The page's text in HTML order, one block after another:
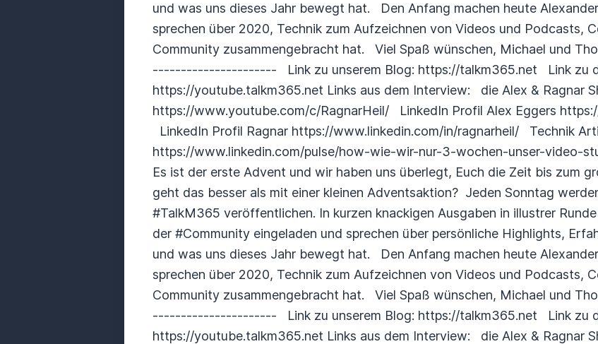
und was uns dieses Jahr bewegt hat. Den Anfang machen heute
sprechen über 2020, Technik zum Aufzeichnen von Videos und Podcasts,
Community zusammengebracht hat. Viel Spaß wünschen, Michael
---------------------- Link zu unserem Blog: https://talkm365.net Link zu
https://youtube.talkm365.net Links aus dem Interview: die Alex & Ragnar
https://www.youtube.com/c/RagnarHeil/ LinkedIn Profil Alex Eggers
LinkedIn Profil Ragnar https://www.linkedin.com/in/ragnarheil/ Technik
https://www.linkedin.com/pulse/how-wie-wir-nur-3-wochen-unser-video-
Es ist der erste Advent und wir haben uns überlegt, Euch die Zeit bis zum
geht das besser als mit einer kleinen Adventsaktion? Jeden Sonntag
#TalkM365 veröffentlichen. In kurzen knackigen Ausgaben in illustrer
der #Community eingeladen und sprechen über persönliche Highlights,
und was uns dieses Jahr bewegt hat. Den Anfang machen heute
sprechen über 2020, Technik zum Aufzeichnen von Videos und Podcasts,
Community zusammengebracht hat. Viel Spaß wünschen, Michael
---------------------- Link zu unserem Blog: https://talkm365.net Link zu
https://youtube.talkm365.net Links aus dem Interview: die Alex & Ragnar